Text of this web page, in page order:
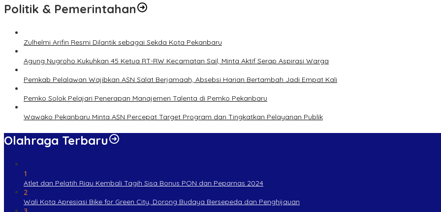
Politik & Pemerintahan
Zulhelmi Arifin Resmi Dilantik sebagai Sekda Kota Pekanbaru
Agung Nugroho Kukuhkan 45 Ketua RT-RW Kecamatan Sail, Minta Aktif Serap Aspirasi Warga
Pemkab Pelalawan Wajibkan ASN Salat Berjamaah, Absebsi Harian Bertambah Jadi Empat Kali
Pemko Solok Pelajari Penerapan Manajemen Talenta di Pemko Pekanbaru
Wawako Pekanbaru Minta ASN Percepat Target Program dan Tingkatkan Pelayanan Publik
Olahraga Terbaru
1
Atlet dan Pelatih Riau Kembali Tagih Sisa Bonus PON dan Peparnas 2024
2
Wali Kota Apresiasi Bike for Green City, Dorong Budaya Bersepeda dan Penghijauan